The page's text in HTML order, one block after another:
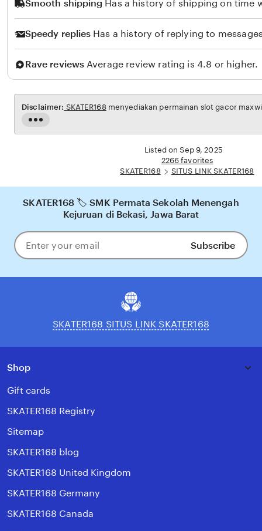
Y
u
l
i
a
Smooth shipping Has a history of shipping on time
Speedy replies Has a history of replying to
Rave reviews Average review rating is 4.8 or higher.
Read
the
Disclaimer: SKATER168menyediakan permainan slot gacor
Listed on Sep 9, 2025
2266 favorites
SKATER168
SITUS LINK SKATER168
SKATER168 🏷️ SMK Permata Sekolah Menengah
Kejuruan di Bekasi, Jawa Barat
Enter
your
Subscribe
SKATER168 SITUS LINK SKATER168
Shop
Gift cards
SKATER168 Registry
Sitemap
SKATER168 blog
SKATER168 United Kingdom
SKATER168 Germany
SKATER168 Canada